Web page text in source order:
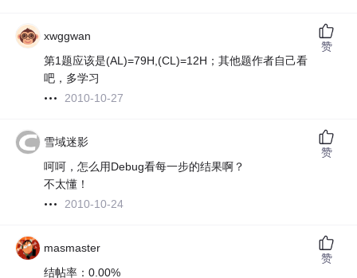
xwggwan
第1题应该是(AL)=79H,(CL)=12H；其他题作者自己看
吧，多学习
2010-10-27
赞
雪域迷影
呵呵，怎么用Debug看每一步的结果啊？
不太懂！
2010-10-24
赞
masmaster
结帖率：0.00%
赞